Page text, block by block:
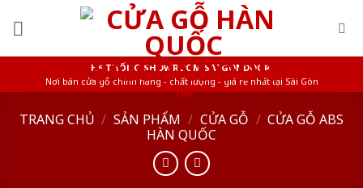
HỆ THỐNG SHOWROOM SAIGONDOOR
Nơi bán cửa gỗ chính hãng - chất lượng - giá rẻ nhất tại Sài Gòn
TRANG CHỦ / SẢN PHẨM / CỬA GỖ / CỬA GỖ ABS
HÀN QUỐC